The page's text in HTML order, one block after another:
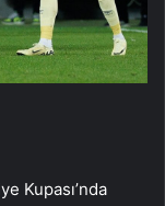
Kupası’nda